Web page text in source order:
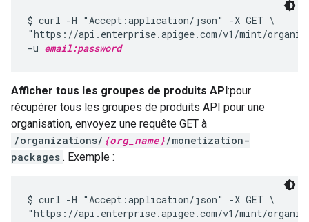
$ curl -H "Accept:application/json" -X GET \
"https://api.enterprise.apigee.com/v1/mint/
-u email:password
Afficher tous les groupes de produits API:pour
récupérer tous les groupes de produits API pour une
organisation, envoyez une requête GET à
/organizations/ {org_name}/monetization-
packages . Exemple :
$ curl -H "Accept:application/json" -X GET \
"https://api.enterprise.apigee.com/v1/mint/